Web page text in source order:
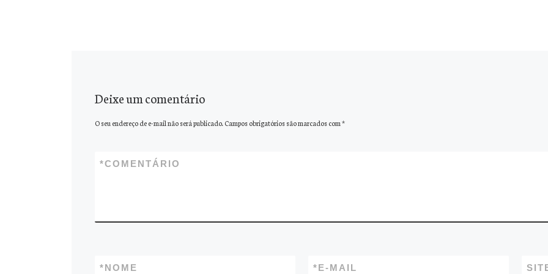
Deixe um comentário
O seu endereço de e-mail não será publicado. Campos obrigatórios são marcados com*
COMENTÁRIO
*
NOME
* E-MAIL
*